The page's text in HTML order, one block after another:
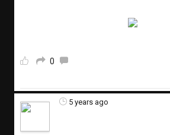
0
5 years ago